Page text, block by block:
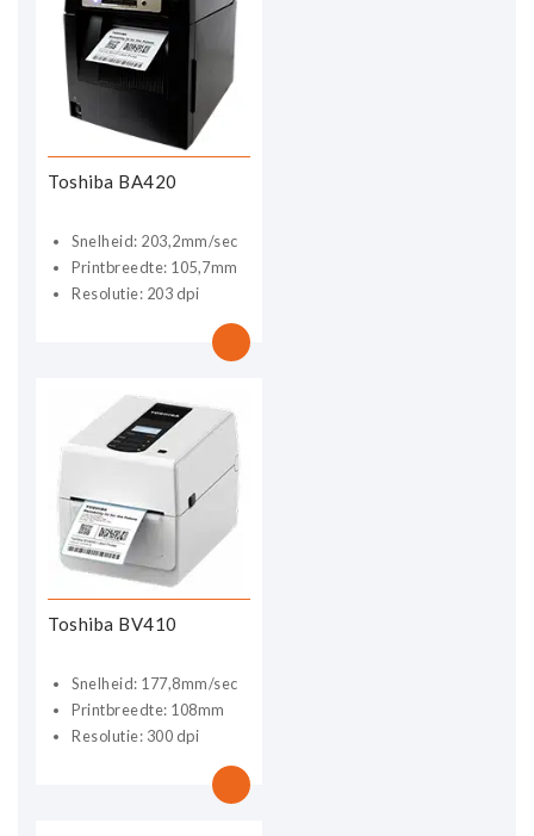
Toshiba BA420
Snelheid: 203,2mm/sec
Printbreedte: 105,7mm
Resolutie: 203 dpi
Toshiba BV410
Snelheid: 177,8mm/sec
Printbreedte: 108mm
Resolutie: 300 dpi